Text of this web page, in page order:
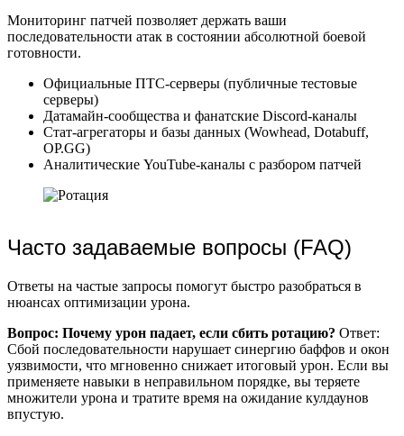
Мониторинг патчей позволяет держать ваши
последовательности атак в состоянии абсолютной боевой
готовности.
Официальные ПТС-серверы (публичные тестовые
серверы)
Датамайн-сообщества и фанатские Discord-каналы
Стат-агрегаторы и базы данных (Wowhead, Dotabuff,
OP.GG)
Аналитические YouTube-каналы с разбором патчей
Часто задаваемые вопросы (FAQ)
Ответы на частые запросы помогут быстро разобраться в
нюансах оптимизации урона.
Вопрос: Почему урон падает, если сбить ротацию? Ответ:
Сбой последовательности нарушает синергию баффов и окон
уязвимости, что мгновенно снижает итоговый урон. Если вы
применяете навыки в неправильном порядке, вы теряете
множители урона и тратите время на ожидание кулдаунов
впустую.